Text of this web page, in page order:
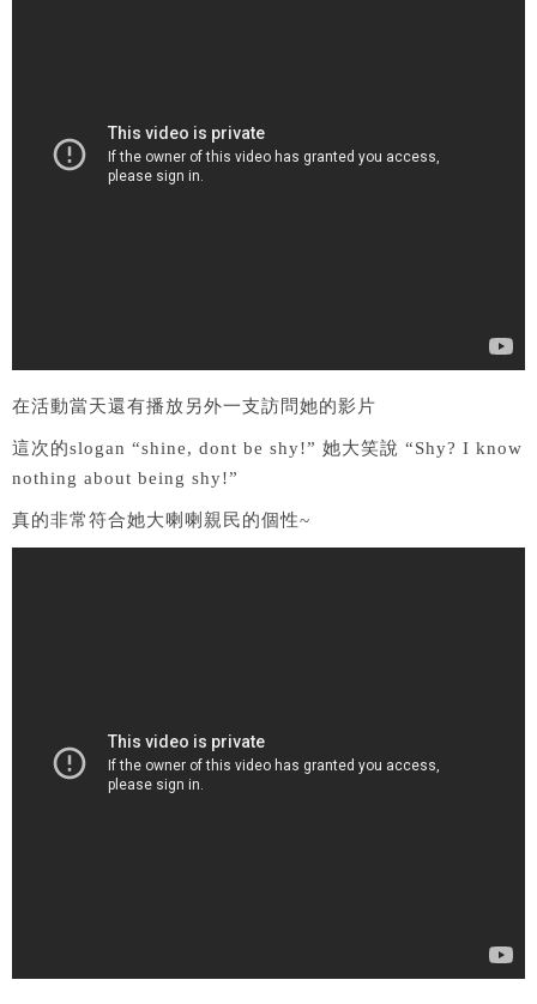
在活動當天還有播放另外一支訪問她的影片
這次的slogan “shine, dont be shy!” 她大笑說 “Shy? I know
nothing about being shy!”
真的非常符合她大喇喇親民的個性~